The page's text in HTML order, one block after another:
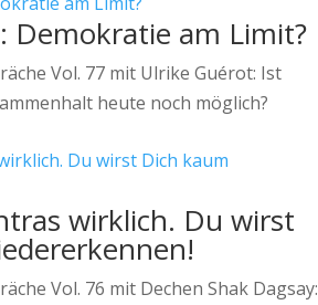
Demokratie am Limit?
Vol. 77 mit Ulrike Guérot: Ist
heute noch möglich?
wirklich. Du wirst
Vol. 76 mit Dechen Shak Dagsay: